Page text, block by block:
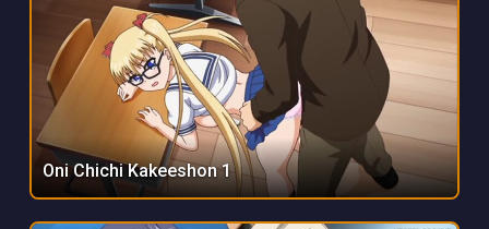
Oni Chichi Kakeeshon 1